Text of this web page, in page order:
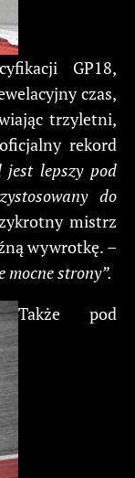
GP18,
czas,
trzyletni,
rekord
jest lepszy pod
do
mistrz
wywrotkę. –
mocne strony”.
Także pod